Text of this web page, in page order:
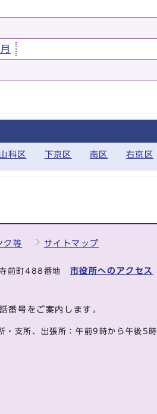
山科区 下京区 南区 右京区
ク等 サイトマップ
前町488番地 市役所へのアクセス
番号をご案内します。
・支所、出張所：午前9時から午後5時